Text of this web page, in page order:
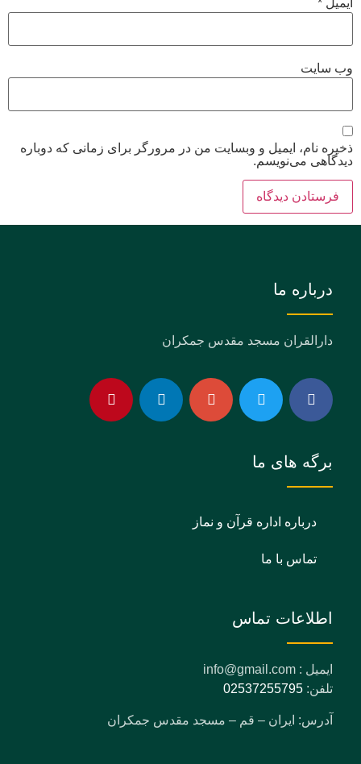
ایمیل *
وب‌ سایت
ذخیره نام، ایمیل و وبسایت من در مرورگر برای زمانی که دوباره
دیدگاهی می‌نویسم.
درباره ما
دارالقران مسجد مقدس جمکران
برگه های ما
درباره اداره قرآن و نماز
تماس با ما
اطلاعات تماس
ایمیل : info@gmail.com
تلفن: 02537255795
آدرس: ایران – قم – مسجد مقدس جمکران